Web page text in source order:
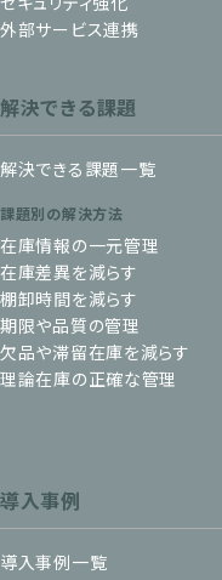
外部サービス連携
解決できる課題
解決できる課題一覧
課題別の解決方法
在庫情報の一元管理
在庫差異を減らす
棚卸時間を減らす
期限や品質の管理
欠品や滞留在庫を減らす
理論在庫の正確な管理
導入事例
導入事例一覧